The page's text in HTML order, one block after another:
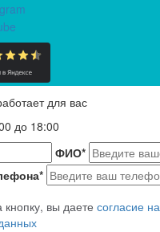
для вас
до 18:00
ФИО*
*
вы даете согласие